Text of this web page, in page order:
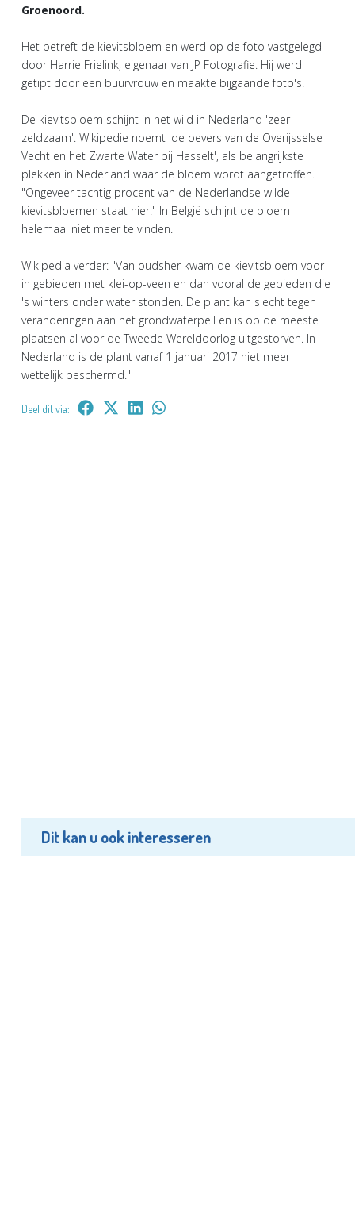
Groenoord.
Het betreft de kievitsbloem en werd op de foto vastgelegd
door Harrie Frielink, eigenaar van JP Fotografie. Hij werd
getipt door een buurvrouw en maakte bijgaande foto's.
De kievitsbloem schijnt in het wild in Nederland 'zeer
zeldzaam'. Wikipedie noemt 'de oevers van de Overijsselse
Vecht en het Zwarte Water bij Hasselt', als belangrijkste
plekken in Nederland waar de bloem wordt aangetroffen.
"Ongeveer tachtig procent van de Nederlandse wilde
kievitsbloemen staat hier." In België schijnt de bloem
helemaal niet meer te vinden.
Wikipedia verder: "Van oudsher kwam de kievitsbloem voor
in gebieden met klei-op-veen en dan vooral de gebieden die
's winters onder water stonden. De plant kan slecht tegen
veranderingen aan het grondwaterpeil en is op de meeste
plaatsen al voor de Tweede Wereldoorlog uitgestorven. In
Nederland is de plant vanaf 1 januari 2017 niet meer
wettelijk beschermd."
Deel dit via:
Dit kan u ook interesseren